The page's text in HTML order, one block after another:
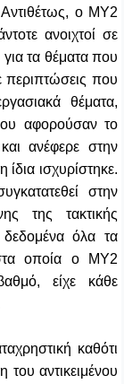
ο ΜΥ2
ανοιχτοί σε
τα θέματα που
περιπτώσεις που
θέματα,
αφορούσαν το
ανέφερε στην
ισχυρίστηκε.
στην
της τακτικής
όλα τα
οποία ο ΜΥ2
είχε κάθε
καθότι
αντικειμένου